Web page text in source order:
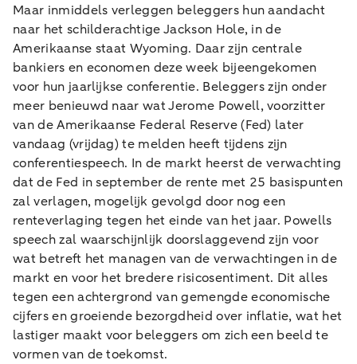
Maar inmiddels verleggen beleggers hun aandacht
naar het schilderachtige Jackson Hole, in de
Amerikaanse staat Wyoming. Daar zijn centrale
bankiers en economen deze week bijeengekomen
voor hun jaarlijkse conferentie. Beleggers zijn onder
meer benieuwd naar wat Jerome Powell, voorzitter
van de Amerikaanse Federal Reserve (Fed) later
vandaag (vrijdag) te melden heeft tijdens zijn
conferentiespeech. In de markt heerst de verwachting
dat de Fed in september de rente met 25 basispunten
zal verlagen, mogelijk gevolgd door nog een
renteverlaging tegen het einde van het jaar. Powells
speech zal waarschijnlijk doorslaggevend zijn voor
wat betreft het managen van de verwachtingen in de
markt en voor het bredere risicosentiment. Dit alles
tegen een achtergrond van gemengde economische
cijfers en groeiende bezorgdheid over inflatie, wat het
lastiger maakt voor beleggers om zich een beeld te
vormen van de toekomst.